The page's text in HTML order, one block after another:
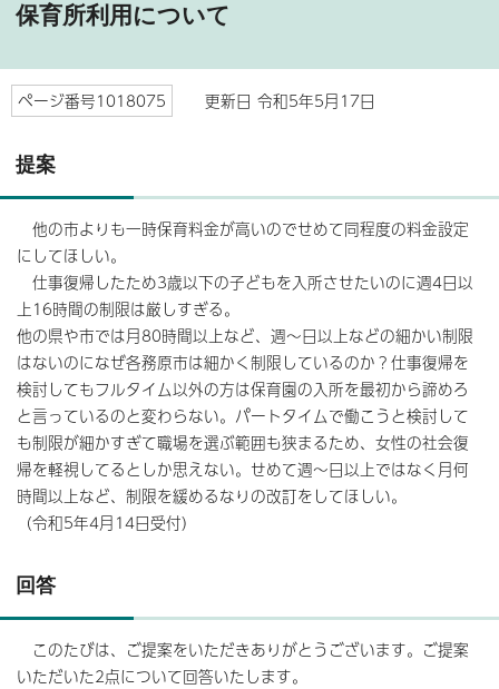
保育所利用について
ページ番号1018075 更新日 令和5年5月17日
提案
他の市よりも一時保育料金が高いのでせめて同程度の料金設定
にしてほしい。
仕事復帰したため3歳以下の子どもを入所させたいのに週4日以
上16時間の制限は厳しすぎる。
他の県や市では月80時間以上など、週～日以上などの細かい制限
はないのになぜ各務原市は細かく制限しているのか？仕事復帰を
検討してもフルタイム以外の方は保育園の入所を最初から諦めろ
と言っているのと変わらない。パートタイムで働こうと検討して
も制限が細かすぎて職場を選ぶ範囲も狭まるため、女性の社会復
帰を軽視してるとしか思えない。せめて週～日以上ではなく月何
時間以上など、制限を緩めるなりの改訂をしてほしい。
（令和5年4月14日受付）
回答
このたびは、ご提案をいただきありがとうございます。ご提案
いただいた2点について回答いたします。